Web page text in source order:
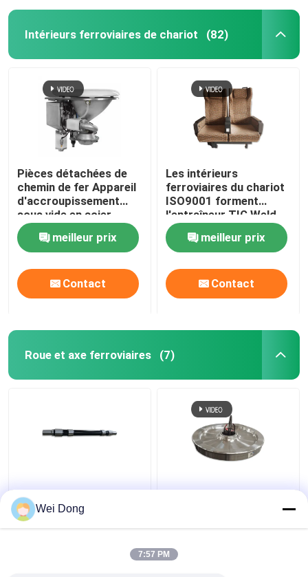
Intérieurs ferroviaires de chariot (82)
Pièces détachées de
chemin de fer Appareil
d'accroupissement
sous vide en acier
inoxydable pour
système de toilettes de
train
meilleur prix
Contact
Les intérieurs
ferroviaires du chariot
ISO9001 forment
l'entraîneur TIG Weld
de Seat
meilleur prix
Contact
Roue et axe ferroviaires (7)
Roue ferroviaire
d'EA1N EA4T et axe
standard de roue de
Actions ferroviaires de
Wei Dong
7:57 PM